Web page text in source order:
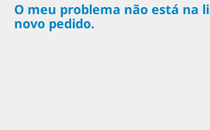
O meu problema não está na
novo pedido.